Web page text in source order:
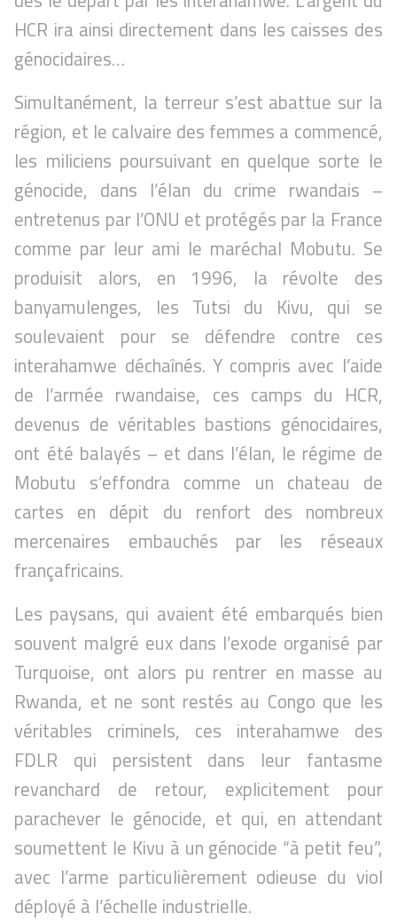
HCR ira ainsi directement dans les caisses des
génocidaires…
Simultanément, la terreur s’est abattue sur la
région, et le calvaire des femmes a commencé,
les miliciens poursuivant en quelque sorte le
génocide, dans l’élan du crime rwandais –
entretenus par l’ONU et protégés par la France
comme par leur ami le maréchal Mobutu. Se
produisit alors, en 1996, la révolte des
banyamulenges, les Tutsi du Kivu, qui se
soulevaient pour se défendre contre ces
interahamwe déchaînés. Y compris avec l’aide
de l’armée rwandaise, ces camps du HCR,
devenus de véritables bastions génocidaires,
ont été balayés – et dans l’élan, le régime de
Mobutu s’effondra comme un chateau de
cartes en dépit du renfort des nombreux
mercenaires embauchés par les réseaux
françafricains.
Les paysans, qui avaient été embarqués bien
souvent malgré eux dans l’exode organisé par
Turquoise, ont alors pu rentrer en masse au
Rwanda, et ne sont restés au Congo que les
véritables criminels, ces interahamwe des
FDLR qui persistent dans leur fantasme
revanchard de retour, explicitement pour
parachever le génocide, et qui, en attendant
soumettent le Kivu à un génocide “à petit feu”,
avec l’arme particulièrement odieuse du viol
déployé à l’échelle industrielle.